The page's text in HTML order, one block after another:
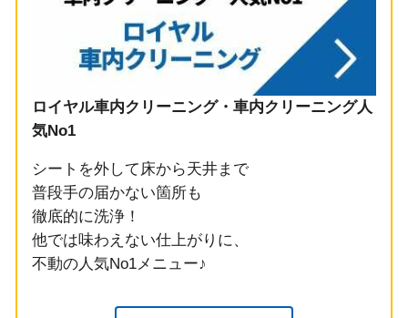
ロイヤル車内クリーニング・車内クリーニング人
気No1
シートを外して床から天井まで
普段手の届かない箇所も
徹底的に洗浄！
他では味わえない仕上がりに、
不動の人気No1メニュー♪